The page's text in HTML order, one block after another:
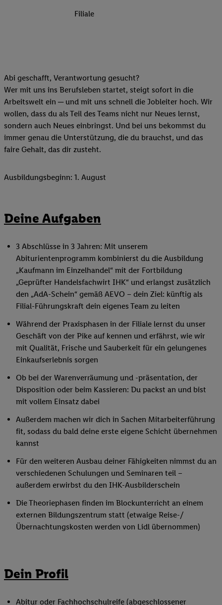
Filiale
Abi geschafft, Verantwortung gesucht?
Wer mit uns ins Berufsleben startet, steigt sofort in die
Arbeitswelt ein ─ und mit uns schnell die Jobleiter hoch. Wir
wollen, dass du als Teil des Teams nicht nur Neues lernst,
sondern auch Neues einbringst. Und bei uns bekommst du
immer genau die Unterstützung, die du brauchst, und das
faire Gehalt, das dir zusteht.
Ausbildungsbeginn: 1. August
Deine Aufgaben
3 Abschlüsse in 3 Jahren: Mit unserem
Abiturientenprogramm kombinierst du die Ausbildung
„Kaufmann im Einzelhandel“ mit der Fortbildung
„Geprüfter Handelsfachwirt IHK“ und erlangst zusätzlich
den „AdA-Schein“ gemäß AEVO – dein Ziel: künftig als
Filial-Führungskraft dein eigenes Team zu leiten
Während der Praxisphasen in der Filiale lernst du unser
Geschäft von der Pike auf kennen und erfährst, wie wir
mit Qualität, Frische und Sauberkeit für ein gelungenes
Einkaufserlebnis sorgen
Ob bei der Warenverräumung und -präsentation, der
Disposition oder beim Kassieren: Du packst an und bist
mit vollem Einsatz dabei
Außerdem machen wir dich in Sachen Mitarbeiterführung
fit, sodass du bald deine erste eigene Schicht übernehmen
kannst
Für den weiteren Ausbau deiner Fähigkeiten nimmst du an
verschiedenen Schulungen und Seminaren teil –
außerdem erwirbst du den IHK-Ausbilderschein
Die Theoriephasen finden im Blockunterricht an einem
externen Bildungszentrum statt (etwaige Reise-/
Übernachtungskosten werden von Lidl übernommen)
Dein Profil
Abitur oder Fachhochschulreife (abgeschlossener